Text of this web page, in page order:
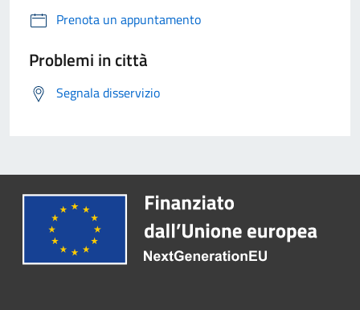
Prenota un appuntamento
Problemi in città
Segnala disservizio